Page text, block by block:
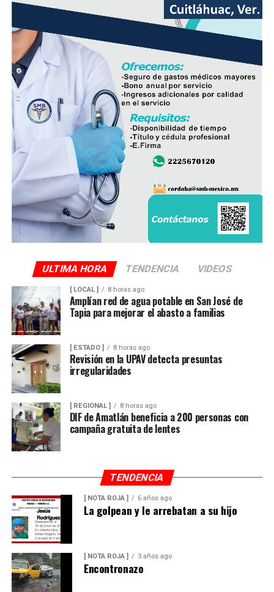
El líder sindical consideró que la estrategia deberá ir
acompañada de la participación de padres de familia,
docentes y autoridades educativas, a fin de que la
regulación tenga resultados positivos y contribuya a
mejorar el desempeño académico y el bienestar integral
de los estudiantes.
ULTIMA HORA TENDENCIA VIDEOS
[ LOCAL ] 8 horas ago
Amplían red de agua potable en San José de
Tapia para mejorar el abasto a familias
[ ESTADO ] 8 horas ago
Revisión en la UPAV detecta presuntas
irregularidades
[ REGIONAL ] 8 horas ago
DIF de Amatlán beneficia a 200 personas con
campaña gratuita de lentes
TENDENCIA
[ NOTA ROJA ] 6 años ago
La golpean y le arrebatan a su hijo
[ NOTA ROJA ] 3 años ago
Encontronazo